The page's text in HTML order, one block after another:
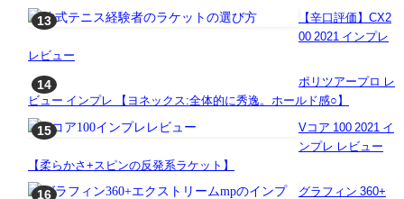
【辛口評価】CX2
00 2021 インプレ
レビュー
ポリツアープロ レ
ビュー インプレ 【ヨネックス:全体的に秀逸。ホールド感○】
Vコア 100 2021 イ
ンプレ レビュー
【柔らかさ+スピンの反発系ラケット】
グラフィン 360+